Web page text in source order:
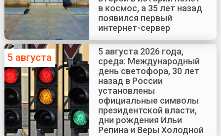
в космос, а 35 лет назад
появился первый
интернет-сервер
5 августа
5 августа 2026 года,
среда: Международный
день светофора, 30 лет
назад в России
установлены
официальные символы
президентской власти,
дни рождения Ильи
Репина и Веры Холодной